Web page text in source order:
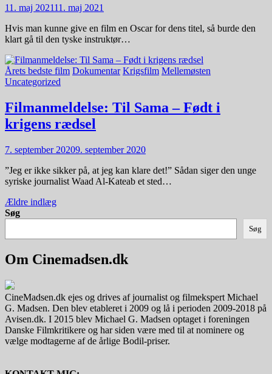
11. maj 202111. maj 2021
Hvis man kunne give en film en Oscar for dens titel, så burde den
klart gå til den tyske instruktør…
Årets bedste film Dokumentar Krigsfilm Mellemøsten
Uncategorized
Filmanmeldelse: Til Sama – Født i
krigens rædsel
7. september 20209. september 2020
”Jeg er ikke sikker på, at jeg kan klare det!” Sådan siger den unge
syriske journalist Waad Al-Kateab et sted…
Navigation
til
indlæg
Ældre indlæg
Søg
Søg
Om Cinemadsen.dk
CineMadsen.dk ejes og drives af journalist og filmekspert Michael
G. Madsen. Den blev etableret i 2009 og lå i perioden 2009-2018 på
Avisen.dk. I 2015 blev Michael G. Madsen optaget i foreningen
Danske Filmkritikere og har siden være med til at nominere og
vælge modtagerne af de årlige Bodil-priser.